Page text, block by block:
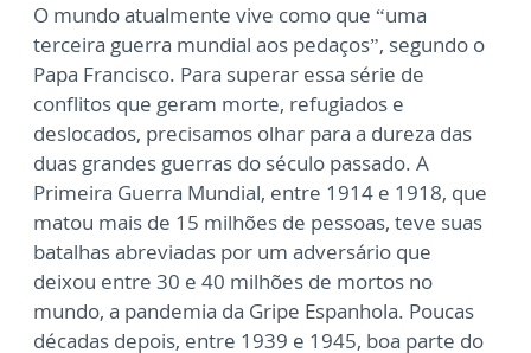
O mundo atualmente vive como que “uma
terceira guerra mundial aos pedaços”, segundo o
Papa Francisco. Para superar essa série de
conflitos que geram morte, refugiados e
deslocados, precisamos olhar para a dureza das
duas grandes guerras do século passado. A
Primeira Guerra Mundial, entre 1914 e 1918, que
matou mais de 15 milhões de pessoas, teve suas
batalhas abreviadas por um adversário que
deixou entre 30 e 40 milhões de mortos no
mundo, a pandemia da Gripe Espanhola. Poucas
décadas depois, entre 1939 e 1945, boa parte do